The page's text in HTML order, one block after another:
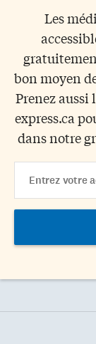
Les
bon moyen
Prenez
express.ca
dans notre
Address